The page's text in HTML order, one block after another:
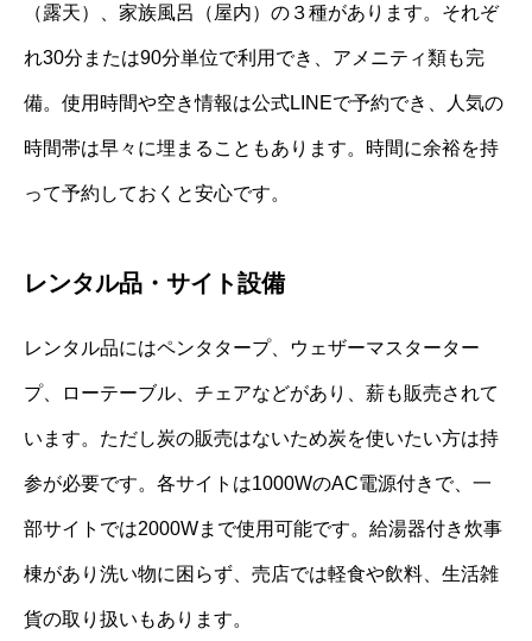
（露天）、家族風呂（屋内）の３種があります。それぞ
れ30分または90分単位で利用でき、アメニティ類も完
備。使用時間や空き情報は公式LINEで予約でき、人気の
時間帯は早々に埋まることもあります。時間に余裕を持
って予約しておくと安心です。
レンタル品・サイト設備
レンタル品にはペンタタープ、ウェザーマスターター
プ、ローテーブル、チェアなどがあり、薪も販売されて
います。ただし炭の販売はないため炭を使いたい方は持
参が必要です。各サイトは1000WのAC電源付きで、一
部サイトでは2000Wまで使用可能です。給湯器付き炊事
棟があり洗い物に困らず、売店では軽食や飲料、生活雑
貨の取り扱いもあります。